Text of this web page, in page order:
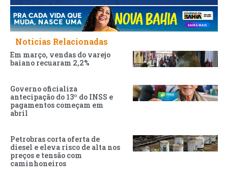
Noticias Relacionadas
Em março, vendas do varejo
baiano recuaram 2,2%
Governo oficializa
antecipação do 13º do INSS e
pagamentos começam em
abril
Petrobras corta oferta de
diesel e eleva risco de alta nos
preços e tensão com
caminhoneiros